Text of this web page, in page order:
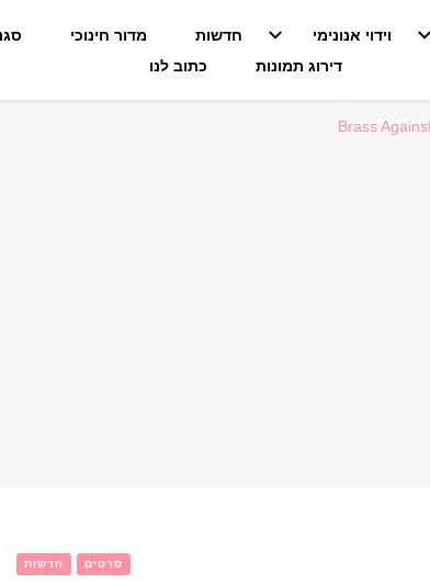
וידוי אנונימי חדשות מדור חינוכי
דירוג תמונות
כתוב לנו
חדשות סרטים